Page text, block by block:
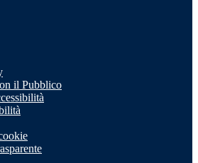
il Pubblico